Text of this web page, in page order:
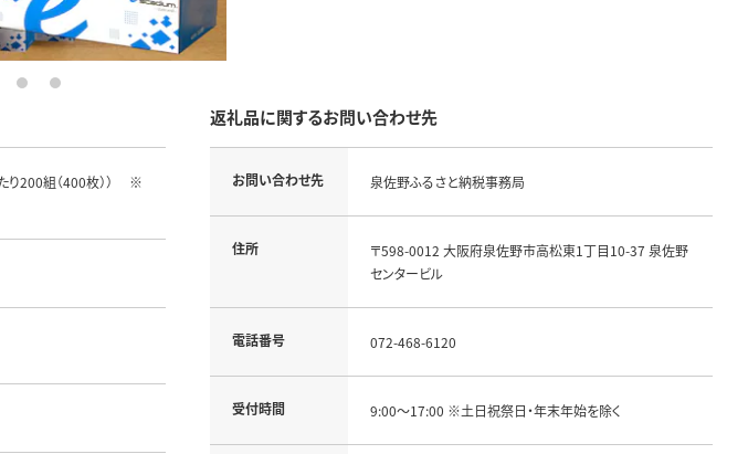
7 8
り200組（400枚）） ※
返礼品に関するお問い合わせ先
お問い合わせ先 泉佐野ふるさと納税事務局
住所
〒598-0012 大阪府泉佐野市高松東1丁目10-37 泉佐野
センタービル
電話番号 072-468-6120
受付時間 9:00～17:00 ※土日祝祭日・年末年始を除く